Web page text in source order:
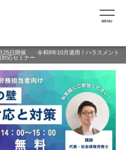
MENU
25日開催 令和8年10月適用！ハラスメント
応セミナー